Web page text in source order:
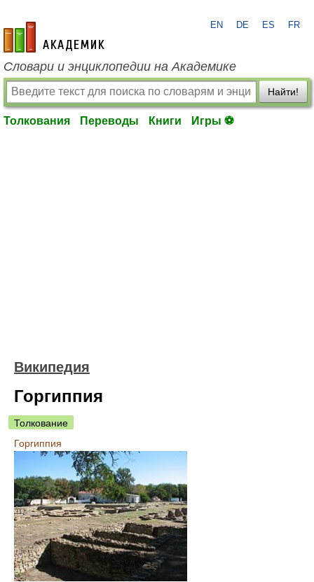
academic.ru
EN DE ES FR
Словари и энциклопедии на Академике
Найти!
Толкования Переводы Книги Игры ⚽
Википедия
Горгиппия
Толкование
Горгиппия